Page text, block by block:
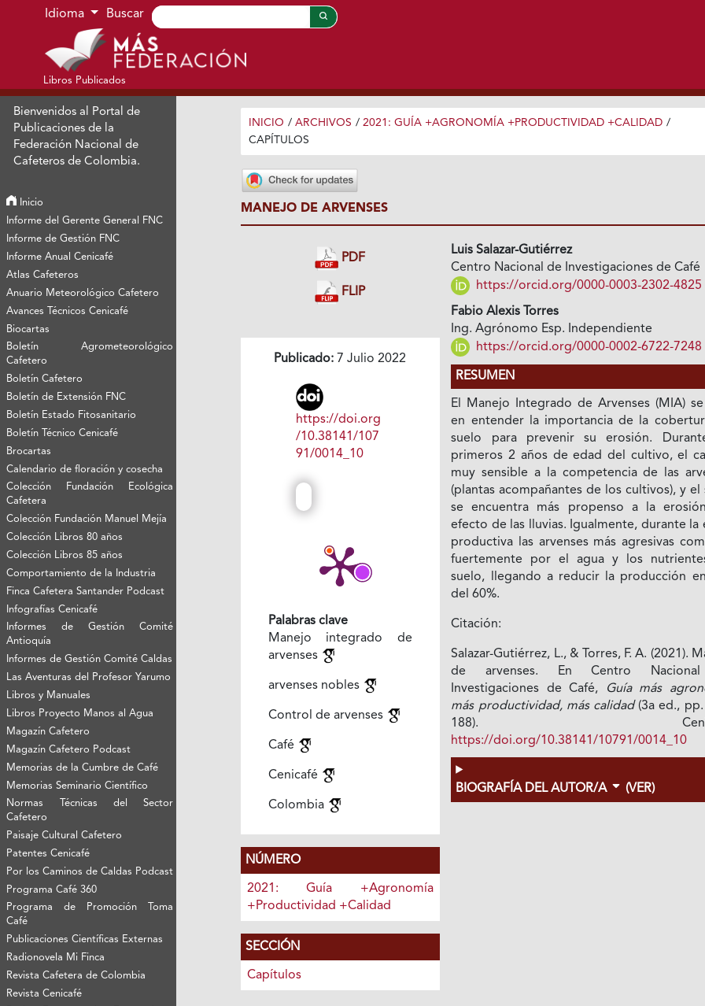
Ir al menú de navegación principal
Ir al contenido principal
Ir al pie de página del sitio
Idioma Buscar
Libros Publicados
Bienvenidos al Portal de
Publicaciones de la
Federación Nacional de
Cafeteros de Colombia.
Inicio
Informe del Gerente General FNC
Informe de Gestión FNC
Informe Anual Cenicafé
Atlas Cafeteros
Anuario Meteorológico Cafetero
Avances Técnicos Cenicafé
Biocartas
Boletín Agrometeorológico
Cafetero
Boletín Cafetero
Boletín de Extensión FNC
Boletín Estado Fitosanitario
Boletín Técnico Cenicafé
Brocartas
Calendario de floración y cosecha
Colección Fundación Ecológica
Cafetera
Colección Fundación Manuel Mejía
Colección Libros 80 años
Colección Libros 85 años
Comportamiento de la Industria
Finca Cafetera Santander Podcast
Infografías Cenicafé
Informes de Gestión Comité
Antioquía
Informes de Gestión Comité Caldas
Las Aventuras del Profesor Yarumo
Libros y Manuales
Libros Proyecto Manos al Agua
Magazín Cafetero
Magazín Cafetero Podcast
Memorias de la Cumbre de Café
Memorias Seminario Científico
Normas Técnicas del Sector
Cafetero
Paisaje Cultural Cafetero
Patentes Cenicafé
Por los Caminos de Caldas Podcast
Programa Café 360
Programa de Promoción Toma
Café
Publicaciones Científicas Externas
Radionovela Mi Finca
Revista Cafetera de Colombia
Revista Cenicafé
INICIO / ARCHIVOS / 2021: GUÍA +AGRONOMÍA +PRODUCTIVIDAD +CALIDAD /
CAPÍTULOS
MANEJO DE ARVENSES
PDF
FLIP
Publicado: 7 Julio 2022
https://doi.org
/10.38141/107
91/0014_10
Palabras clave
Manejo integrado de
arvenses
arvenses nobles
Control de arvenses
Café
Cenicafé
Colombia
NÚMERO
2021: Guía +Agronomía
+Productividad +Calidad
SECCIÓN
Capítulos
Luis Salazar-Gutiérrez
Centro Nacional de Investigaciones de Café
https://orcid.org/0000-0003-2302-4825
Fabio Alexis Torres
Ing. Agrónomo Esp. Independiente
https://orcid.org/0000-0002-6722-7248
RESUMEN
El Manejo Integrado de Arvenses (MIA) se
en entender la importancia de la
suelo para prevenir su erosión.
primeros 2 años de edad del cultivo, el
muy sensible a la competencia de las
(plantas acompañantes de los cultivos), y el
se encuentra más propenso a la
efecto de las lluvias. Igualmente, durante la
productiva las arvenses más agresivas
fuertemente por el agua y los
suelo, llegando a reducir la producción
del 60%.
Citación:
Salazar-Gutiérrez, L., & Torres, F. A. (2021).
de arvenses. En Centro
Investigaciones de Café,
Guía más
más productividad, más calidad(3a ed., pp.
188).
https://doi.org/10.38141/10791/0014_10
BIOGRAFÍA DEL AUTOR/A (VER)